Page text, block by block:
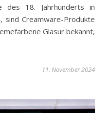
des 18. Jahrhunderts in
sind Creamware-Produkte
Glasur bekannt,
11. November 2024